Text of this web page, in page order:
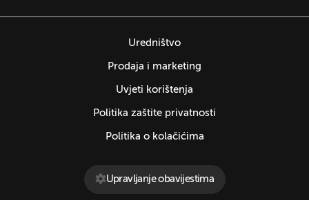
Uredništvo
Prodaja i marketing
Uvjeti korištenja
Politika zaštite privatnosti
Politika o kolačićima
Upravljanje obavijestima